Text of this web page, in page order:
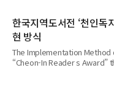
한국지역도서전 ‘천인독
현 방식
The Implementation Method
“Cheon-In Reader s Award”